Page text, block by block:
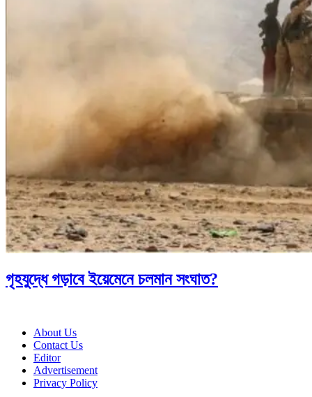
গৃহযুদ্ধে গড়াবে ইয়েমেনে চলমান সংঘাত?
About Us
Contact Us
Editor
Advertisement
Privacy Policy